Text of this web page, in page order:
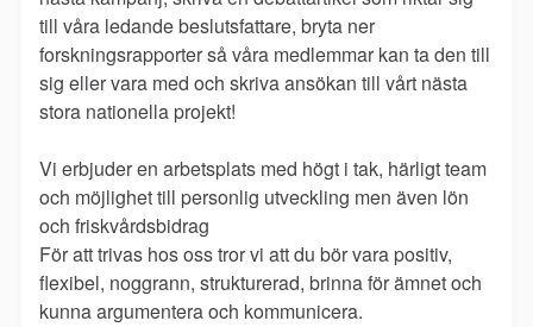
till våra ledande beslutsfattare, bryta ner
forskningsrapporter så våra medlemmar kan ta den till
sig eller vara med och skriva ansökan till vårt nästa
stora nationella projekt!
Vi erbjuder en arbetsplats med högt i tak, härligt team
och möjlighet till personlig utveckling men även lön
och friskvårdsbidrag
För att trivas hos oss tror vi att du bör vara positiv,
flexibel, noggrann, strukturerad, brinna för ämnet och
kunna argumentera och kommunicera.